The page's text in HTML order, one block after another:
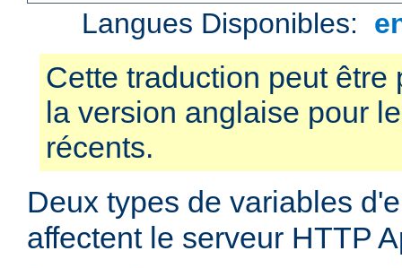
Langues Disponibles:
Cette traduction peut être
la version anglaise pour
récents.
Deux types de variables
affectent le serveur HTTP